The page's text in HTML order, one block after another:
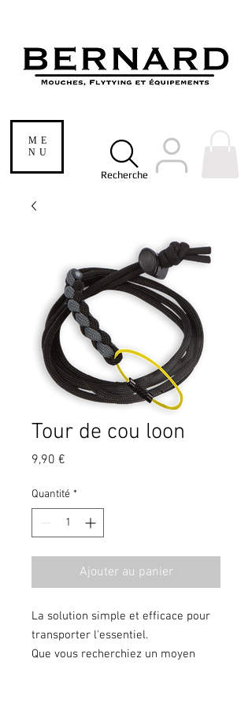
ME
NU
Recherche
Tour de cou loon
9,90 €
Quantité *
Ajouter au panier
La solution simple et efficace pour
transporter l'essentiel.
Que vous recherchiez un moyen